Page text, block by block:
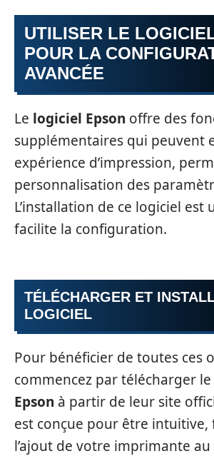
UTILISER LE
POUR LA
AVANCÉE
Le logiciel Epson offre des
supplémentaires qui peuvent
expérience d’impression,
personnalisation des
L’installation de ce logiciel est
facilite la configuration.
TÉLÉCHARGER ET
LOGICIEL
Pour bénéficier de toutes ces
commencez par télécharger le
Epson à partir de leur site
est conçue pour être intuitive,
l’ajout de votre imprimante au